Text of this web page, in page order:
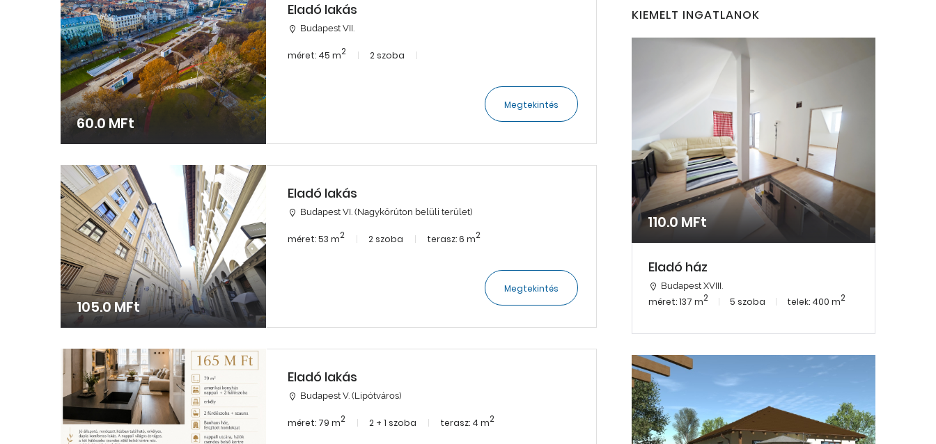
60.0 MFt
Eladó lakás
Budapest VII.
méret: 45 m2 2 szoba
Megtekintés
105.0 MFt
Eladó lakás
Budapest VI. (Nagykörúton belüli terület)
méret: 53 m2 2 szoba terasz: 6 m2
Megtekintés
Eladó lakás
Budapest V. (Lipótváros)
méret: 79 m2 2 + 1 szoba terasz: 4 m2
KIEMELT INGATLANOK
110.0 MFt
Eladó ház
Budapest XVIII.
méret: 137 m2 5 szoba telek: 400 m2